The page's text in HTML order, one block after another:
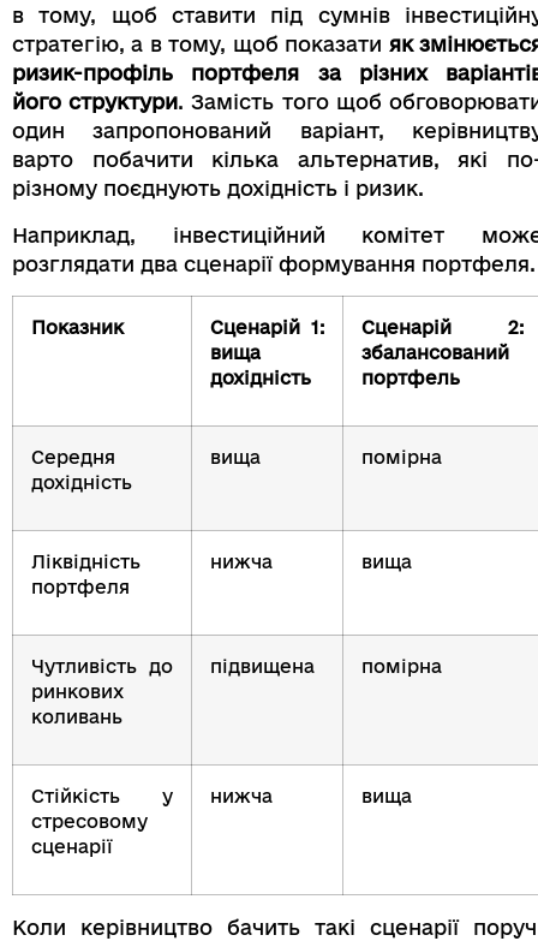
в тому, щоб ставити під сумнів
стратегію, а в тому, щоб показати як
ризик-профіль портфеля за різних
його структури. Замість того щоб
один запропонований варіант,
варто побачити кілька альтернатив, які
різному поєднують дохідність і ризик.
Наприклад, інвестиційний комітет
розглядати два сценарії формування портфеля.
Показник
Сценарій 1:
вища
дохідність
Сценарій 2:
збалансований
портфель
Середня
дохідність
вища помірна
Ліквідність
портфеля
нижча вища
Чутливість до
ринкових
коливань
підвищена помірна
Стійкість у
стресовому
сценарії
нижча вища
Коли керівництво бачить такі сценарії